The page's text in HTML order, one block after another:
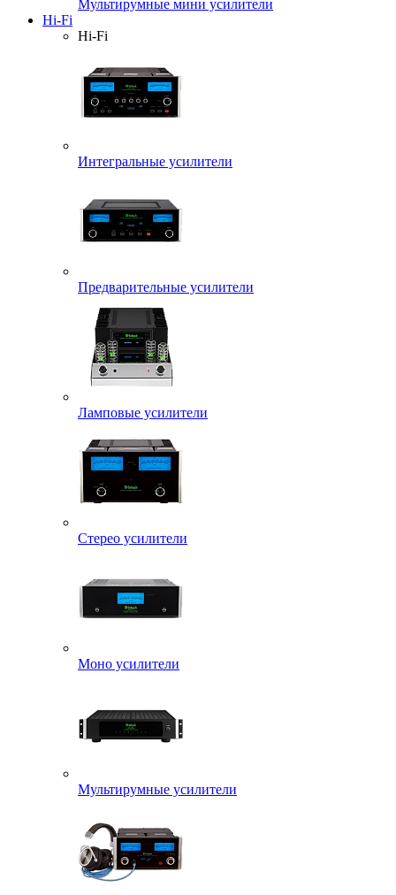
Мультирумные мини усилители
Hi-Fi
Hi-Fi
Интегральные усилители
Предварительные усилители
Ламповые усилители
Стерео усилители
Моно усилители
Мультирумные усилители